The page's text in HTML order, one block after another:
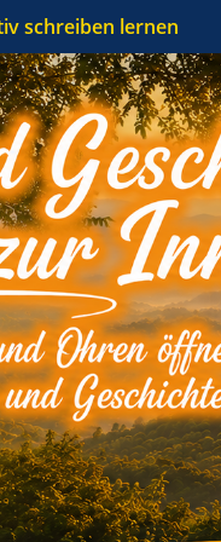
schreiben lernen